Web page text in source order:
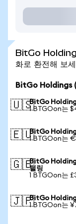
BitGo
화로 환전해 보
BitGo Holdings
🇺🇸BitGo
1 BTGOon는
🇪🇺BitGo
1 BTGOon는
🇬🇧BitGo
털링
1 BTGOon는
🇯🇵BitGo
1 BTGOon는